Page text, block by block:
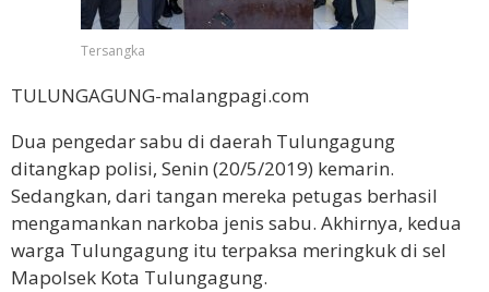
Tersangka
TULUNGAGUNG-malangpagi.com
Dua pengedar sabu di daerah Tulungagung
ditangkap polisi, Senin (20/5/2019) kemarin.
Sedangkan, dari tangan mereka petugas berhasil
mengamankan narkoba jenis sabu. Akhirnya, kedua
warga Tulungagung itu terpaksa meringkuk di sel
Mapolsek Kota Tulungagung.